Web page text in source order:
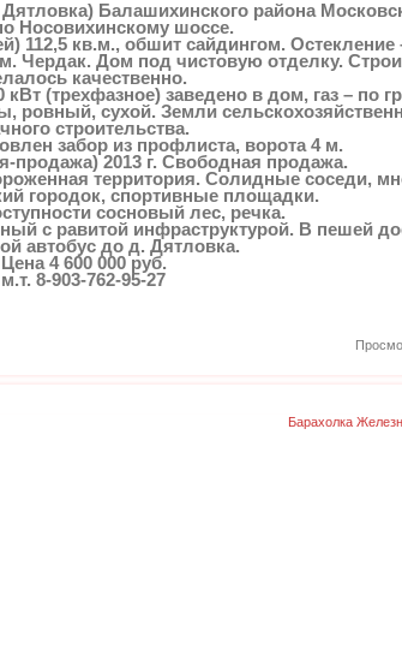
Балашихинского района
Носовихинскому шоссе.
112,5 кв.м., обшит сайдингом.
Чердак. Дом под чистовую отделку.
качественно.
(трехфазное) заведено в дом, газ – по
сухой. Земли
строительства.
забор из профлиста, ворота 4 м.
продажа) 2013 г. Свободная продажа.
территория. Солидные соседи,
городок, спортивные площадки.
сосновый лес, речка.
с равитой инфраструктурой. В пешей
автобус до д. Дятловка.
Цена 4 600 000 руб.
м.т. 8-903-762-95-27
Барахолка